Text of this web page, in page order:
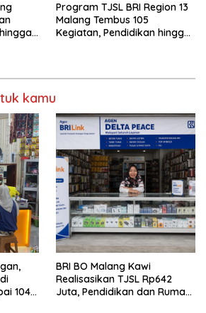
Program TJSL BRI Region 13
Malang Tembus 105
Kegiatan, Pendidikan hingga
kamu
104
BRI BO Malang Kawi
Realisasikan TJSL Rp642
Juta, Pendidikan dan Rumah